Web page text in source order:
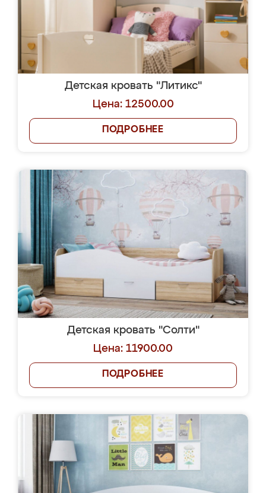
Детская кровать "Литикс"
Цена: 12500.00
ПОДРОБНЕЕ
Детская кровать "Солти"
Цена: 11900.00
ПОДРОБНЕЕ